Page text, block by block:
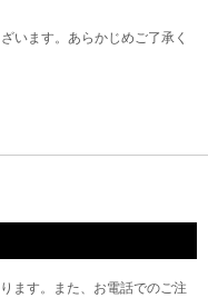
います。あらかじめご了承く
ます。また、お電話でのご注